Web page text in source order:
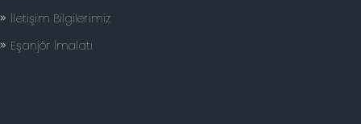
İletişim Bilgilerimiz
Eşanjör İmalatı